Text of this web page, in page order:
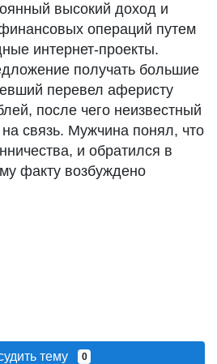
высокий доход и
операций путем
интернет-проекты.
получать большие
перевел аферисту
после чего неизвестный
связь. Мужчина понял, что
и обратился в
факту возбуждено
тему 0